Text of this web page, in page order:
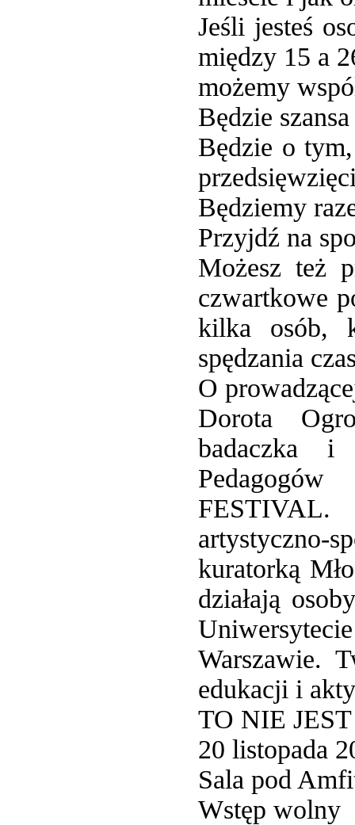
Jeśli jesteś
między 15 a
możemy
Będzie
Będzie o
Będziemy
Przyjdź na
Możesz też
czwartkowe
kilka osób,
spędzania
O
Dorota
badaczka i
artystyczno-
kuratorką
działają
Warszawie.
edukacji i
TO NIE
20 listopada
Sala pod
Wstęp wolny